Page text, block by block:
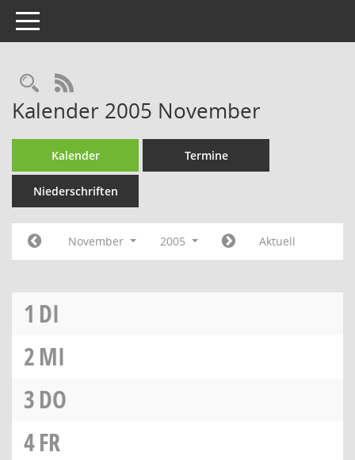
Toggle navigation
Rechercheauswahl
RSS-Feed
Kalender 2005 November
Kalender Termine
Niederschriften
November 2005 Aktuell
1 DI
2MI
3DO
4FR